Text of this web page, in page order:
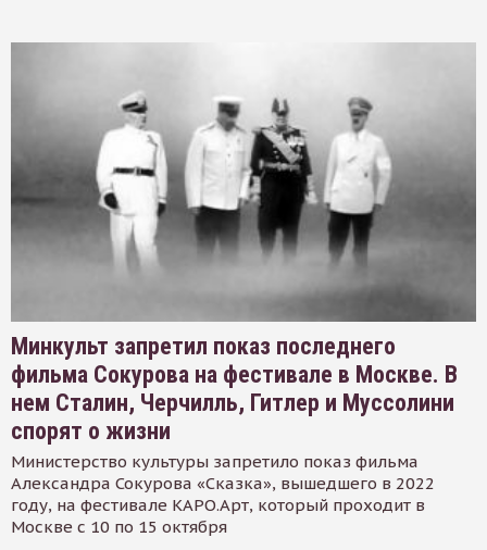
Минкульт запретил показ последнего
фильма Сокурова на фестивале в Москве. В
нем Сталин, Черчилль, Гитлер и Муссолини
спорят о жизни
Министерство культуры запретило показ фильма
Александра Сокурова «Сказка», вышедшего в 2022
году, на фестивале КАРО.Арт, который проходит в
Москве с 10 по 15 октября